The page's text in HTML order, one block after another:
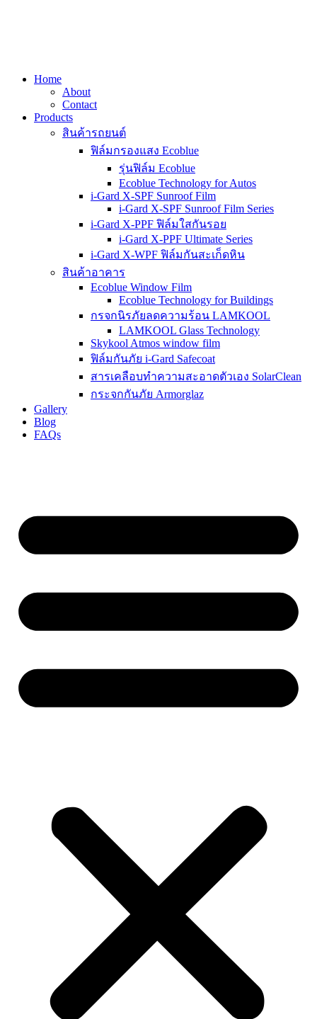
Home
About
Contact
Products
สินค้ารถยนต์
ฟิล์มกรองแสง Ecoblue
รุ่นฟิล์ม Ecoblue
Ecoblue Technology for Autos
i-Gard X-SPF Sunroof Film
i-Gard X-SPF Sunroof Film Series
i-Gard X-PPF ฟิล์มใสกันรอย
i-Gard X-PPF Ultimate Series
i-Gard X-WPF ฟิล์มกันสะเก็ดหิน
สินค้าอาคาร
Ecoblue Window Film
Ecoblue Technology for Buildings
กรจกนิรภัยลดความร้อน LAMKOOL
LAMKOOL Glass Technology
Skykool Atmos window film
ฟิล์มกันภัย i-Gard Safecoat
สารเคลือบทำความสะอาดตัวเอง SolarClean
กระจกกันภัย Armorglaz
Gallery
Blog
FAQs